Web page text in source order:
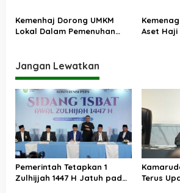
Kantor Kemenhaj
Haji di
Kemenhaj Dorong UMKM
Lokal Dalam Pemenuhan
Aset
Jangan Lewatkan
Pemerintah Tetapkan 1
Zulhijjah 1447 H Jatuh pada
Terus